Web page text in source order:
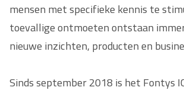
mensen met specifieke kennis te
toevallige ontmoeten ontstaan
nieuwe inzichten, producten en
Sinds september 2018 is het Fontys